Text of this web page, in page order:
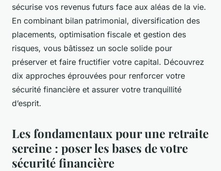
sécurise vos revenus futurs face aux aléas de la vie.
En combinant bilan patrimonial, diversification des
placements, optimisation fiscale et gestion des
risques, vous bâtissez un socle solide pour
préserver et faire fructifier votre capital. Découvrez
dix approches éprouvées pour renforcer votre
sécurité financière et assurer votre tranquillité
d’esprit.
Les fondamentaux pour une retraite
sereine : poser les bases de votre
sécurité financière